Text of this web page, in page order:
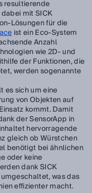
resultierende
mit SICK
Lösungen für die
ist ein Eco-System
Anzahl
wie 2D- und
der Funktionen, die
werden sogenannte
es sich um eine
von Objekten auf
kommt. Damit
der SensorApp in
hervorragende
gleich ob Würstchen
benötigt bei ähnlichen
oder keine
dank SICK
was das
effizienter macht.